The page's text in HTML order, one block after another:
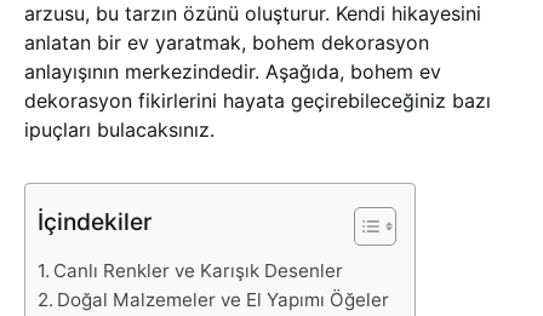
arzusu, bu tarzın özünü oluşturur. Kendi hikayesini
anlatan bir ev yaratmak, bohem dekorasyon
anlayışının merkezindedir. Aşağıda, bohem ev
dekorasyon fikirlerini hayata geçirebileceğiniz bazı
ipuçları bulacaksınız.
İçindekiler
Canlı Renkler ve Karışık Desenler
Doğal Malzemeler ve El Yapımı Öğeler